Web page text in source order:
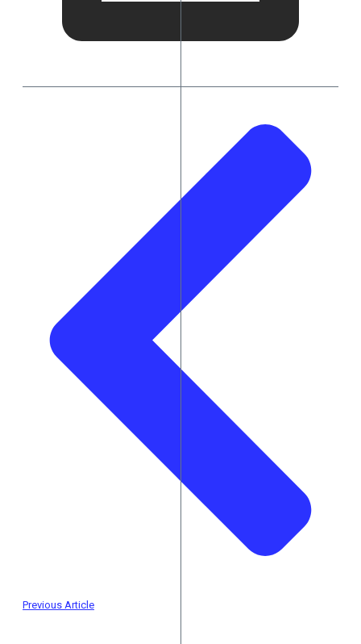
Previous Article